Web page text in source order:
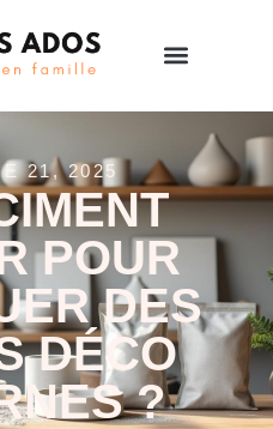
21, 2025
POUR
DES
DÉCO
?